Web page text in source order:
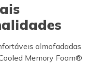
almofadadas
Memory Foam®